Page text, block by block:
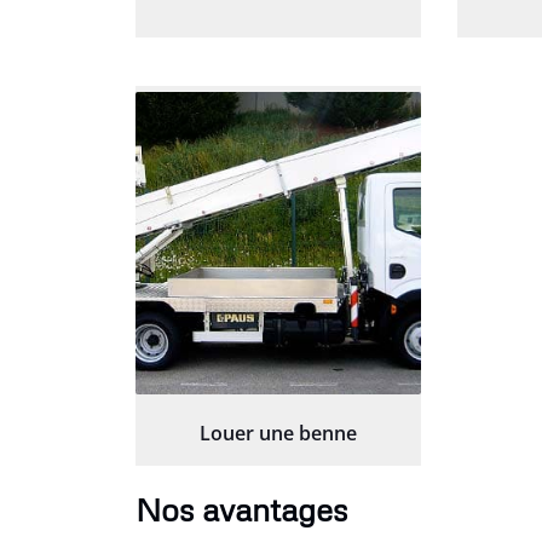
Louer une benne
Nos avantages